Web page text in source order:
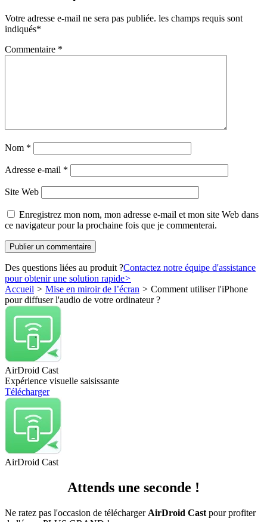
Votre adresse e-mail ne sera pas publiée. les champs requis sont
indiqués*
Commentaire *
Nom *
Adresse e-mail *
Site Web
Enregistrez mon nom, mon adresse e-mail et mon site Web dans
ce navigateur pour la prochaine fois que je commenterai.
Des questions liées au produit ?Contactez notre équipe d'assistance
pour obtenir une solution rapide>
Accueil > Mise en miroir de l’écran > Comment utiliser l'iPhone
pour diffuser l'audio de votre ordinateur ?
AirDroid Cast
Expérience visuelle saisissante
Télécharger
AirDroid Cast
Attends une seconde !
Ne ratez pas l'occasion de télécharger AirDroid Cast pour profiter